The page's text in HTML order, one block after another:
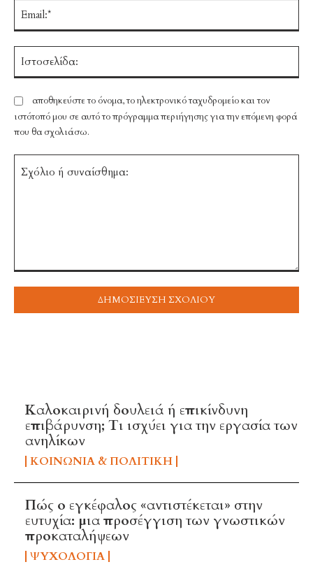
Καλοκαιρινή δουλειά ή επικίνδυνη
επιβάρυνση; Τι ισχύει για την εργασία των
ανηλίκων
ΚΟΙΝΩΝΊΑ & ΠΟΛΙΤΙΚΉ
Πώς ο εγκέφαλος «αντιστέκεται» στην
ευτυχία: μια προσέγγιση των γνωστικών
προκαταλήψεων
ΨΥΧΟΛΟΓΊΑ
αποθηκεύστε το όνομα, το ηλεκτρονικό ταχυδρομείο και τον
ιστότοπό μου σε αυτό το πρόγραμμα περιήγησης για την επόμενη φορά
που θα σχολιάσω.